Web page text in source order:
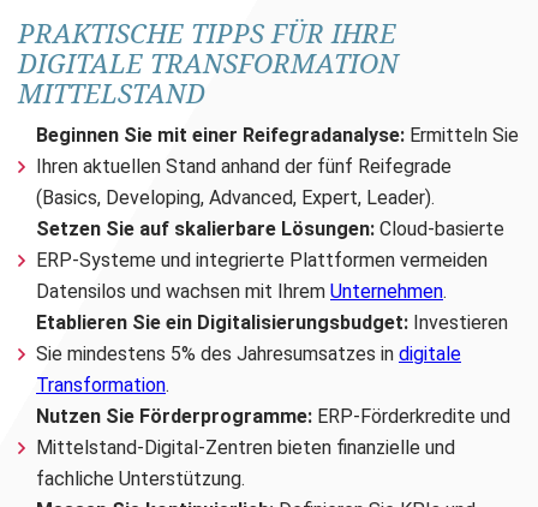
PRAKTISCHE TIPPS FÜR IHRE
DIGITALE TRANSFORMATION
MITTELSTAND
Beginnen Sie mit einer Reifegradanalyse: Ermitteln Sie
Ihren aktuellen Stand anhand der fünf Reifegrade
(Basics, Developing, Advanced, Expert, Leader).
Setzen Sie auf skalierbare Lösungen: Cloud-basierte
ERP-Systeme und integrierte Plattformen vermeiden
Datensilos und wachsen mit Ihrem Unternehmen.
Etablieren Sie ein Digitalisierungsbudget: Investieren
Sie mindestens 5% des Jahresumsatzes in digitale
Transformation.
Nutzen Sie Förderprogramme: ERP-Förderkredite und
Mittelstand-Digital-Zentren bieten finanzielle und
fachliche Unterstützung.